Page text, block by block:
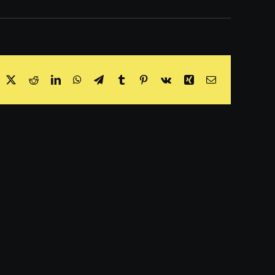
RedditLinkedInWhatsApp
TelegramTumblr Pinterest
Vk XingEmail